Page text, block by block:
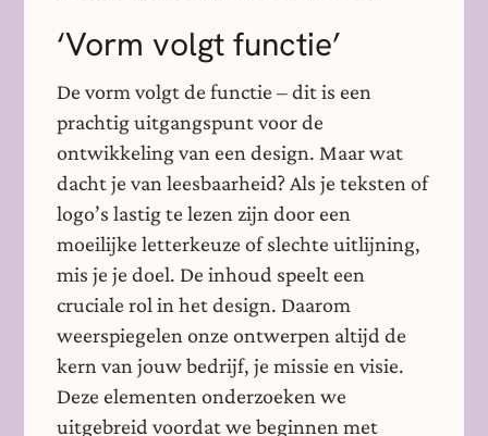
‘Vorm volgt functie’
De vorm volgt de functie – dit is een
prachtig uitgangspunt voor de
ontwikkeling van een design. Maar wat
dacht je van leesbaarheid? Als je teksten of
logo’s lastig te lezen zijn door een
moeilijke letterkeuze of slechte uitlijning,
mis je je doel. De inhoud speelt een
cruciale rol in het design. Daarom
weerspiegelen onze ontwerpen altijd de
kern van jouw bedrijf, je missie en visie.
Deze elementen onderzoeken we
uitgebreid voordat we beginnen met